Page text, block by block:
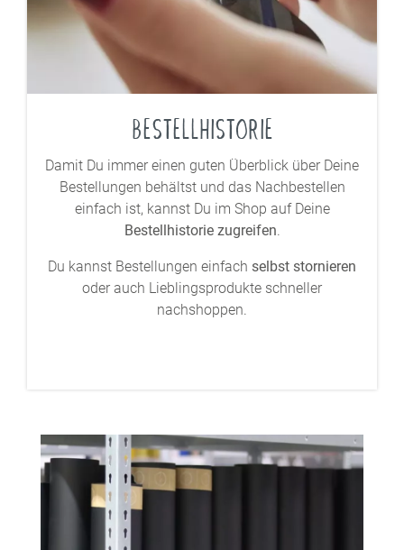
BESTELLHISTORIE
Damit Du immer einen guten Überblick über Deine
Bestellungen behältst und das Nachbestellen
einfach ist, kannst Du im Shop auf Deine
Bestellhistorie zugreifen.
Du kannst Bestellungen einfach selbst stornieren
oder auch Lieblingsprodukte schneller
nachshoppen.